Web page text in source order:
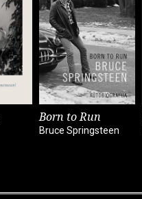
Born to Run
Bruce Springsteen